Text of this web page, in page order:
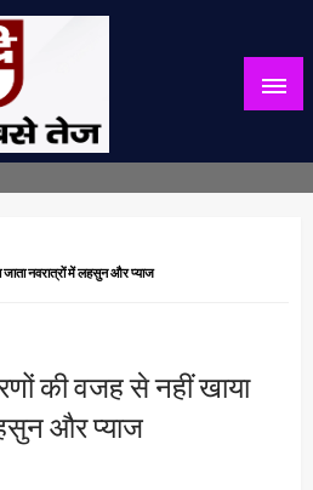
नवरात्रों में लहसुन और प्याज
की वजह से नहीं खाया
और प्याज